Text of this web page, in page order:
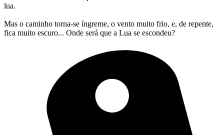
lua.
Mas o caminho torna-se íngreme, o vento muito frio, e, de repente,
fica muito escuro... Onde será que a Lua se escondeu?